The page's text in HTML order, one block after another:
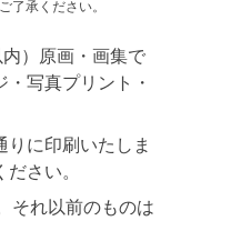
了承ください。
）原画・画集で
写真プリント・
に印刷いたしま
さい。
それ以前のものは